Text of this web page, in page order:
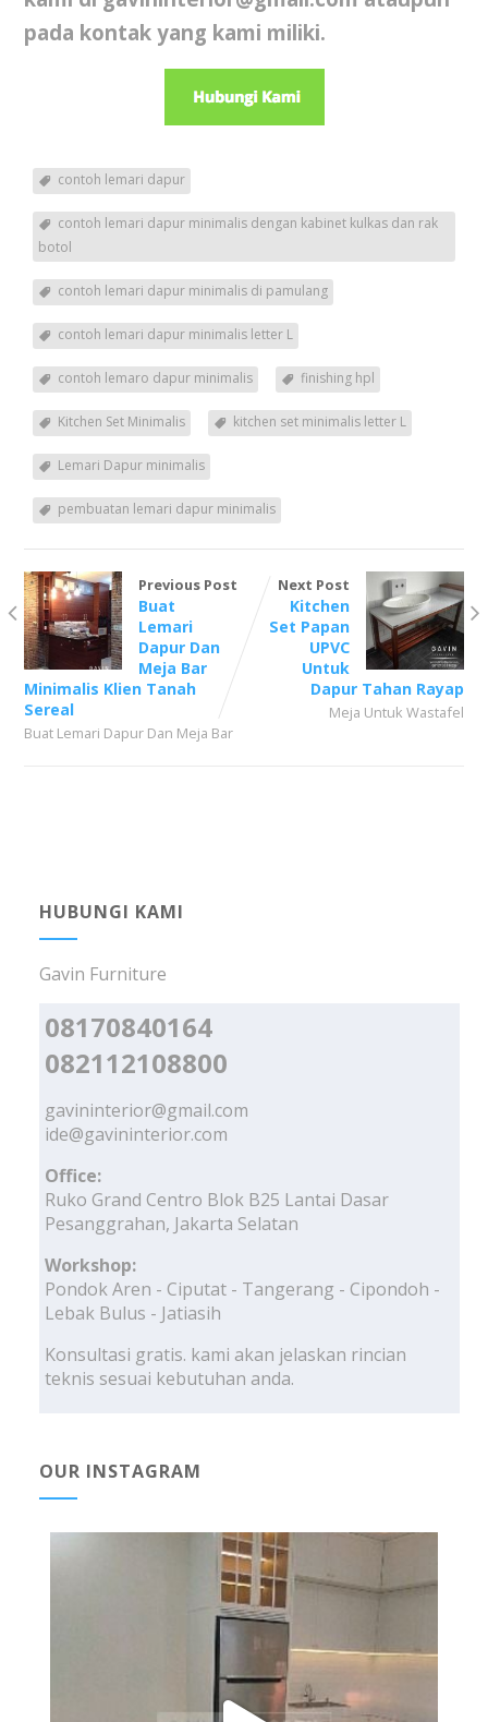
pada kontak yang kami miliki.
contoh lemari dapur
contoh lemari dapur minimalis dengan kabinet kulkas dan rak
botol
contoh lemari dapur minimalis di pamulang
contoh lemari dapur minimalis letter L
contoh lemaro dapur minimalis finishing hpl
Kitchen Set Minimalis kitchen set minimalis letter L
Lemari Dapur minimalis
pembuatan lemari dapur minimalis
Previous Post
Buat
Lemari
Dapur Dan
Meja Bar
Minimalis Klien Tanah
Sereal
Buat Lemari Dapur Dan Meja Bar
Next Post
Kitchen
Set Papan
UPVC
Untuk
Dapur Tahan Rayap
Meja Untuk Wastafel
HUBUNGI KAMI
Gavin Furniture
08170840164
082112108800
gavininterior@gmail.com
ide@gavininterior.com
Office:
Ruko Grand Centro Blok B25 Lantai Dasar
Pesanggrahan, Jakarta Selatan
Workshop:
Pondok Aren - Ciputat - Tangerang - Cipondoh -
Lebak Bulus - Jatiasih
Konsultasi gratis. kami akan jelaskan rincian
teknis sesuai kebutuhan anda.
OUR INSTAGRAM